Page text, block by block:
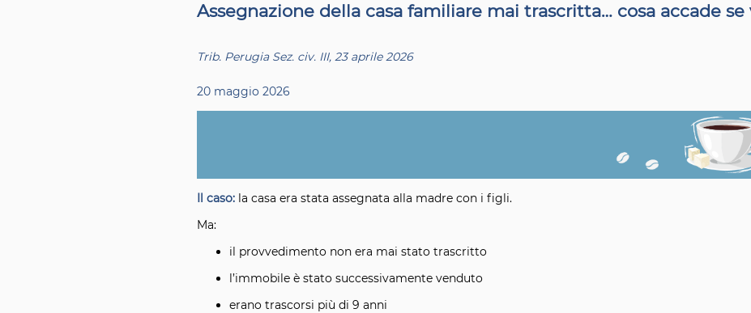
Assegnazione della casa familiare mai trascritta… cosa accade
Trib. Perugia Sez. civ. III, 23 aprile 2026
20 maggio 2026
Il caso: la casa era stata assegnata alla madre con i figli.
Ma:
il provvedimento non era mai stato trascritto
l’immobile è stato successivamente venduto
erano trascorsi più di 9 anni